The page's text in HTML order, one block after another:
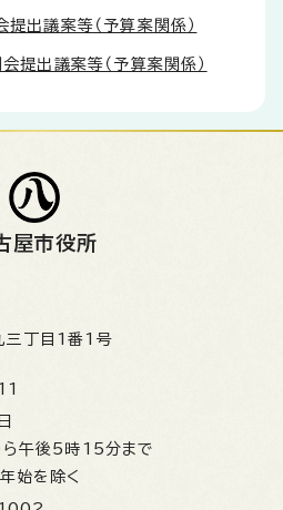
出議案等（予算案関係）
出議案等（予算案関係）
屋市役所
三丁目1番1号
午後5時15分まで
始を除く